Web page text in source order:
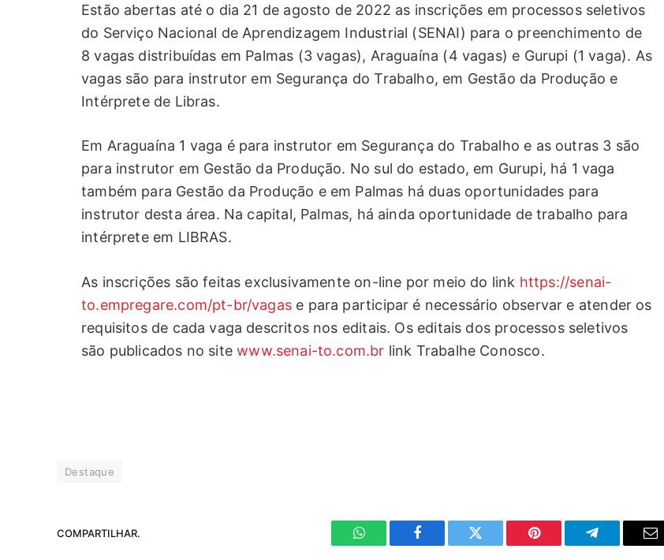
Estão abertas até o dia 21 de agosto de 2022 as inscrições em processos seletivos
do Serviço Nacional de Aprendizagem Industrial (SENAI) para o preenchimento de
8 vagas distribuídas em Palmas (3 vagas), Araguaína (4 vagas) e Gurupi (1 vaga). As
vagas são para instrutor em Segurança do Trabalho, em Gestão da Produção e
Intérprete de Libras.
Em Araguaína 1 vaga é para instrutor em Segurança do Trabalho e as outras 3 são
para instrutor em Gestão da Produção. No sul do estado, em Gurupi, há 1 vaga
também para Gestão da Produção e em Palmas há duas oportunidades para
instrutor desta área. Na capital, Palmas, há ainda oportunidade de trabalho para
intérprete em LIBRAS.
As inscrições são feitas exclusivamente on-line por meio do link https://senai-
to.empregare.com/pt-br/vagas e para participar é necessário observar e atender os
requisitos de cada vaga descritos nos editais. Os editais dos processos seletivos
são publicados no sitewww.senai-to.com.br link Trabalhe Conosco.
Destaque
COMPARTILHAR.
WhatsAppFacebook Twitter Pinterest TelegramaE-